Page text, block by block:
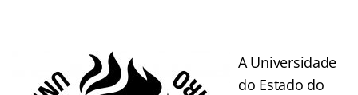
A Universidade
do Estado do